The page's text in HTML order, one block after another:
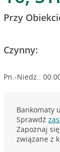
Przy
Czynny:
Pn.-Niedz.:
Bankomaty
Sprawdź
Zapoznaj
związane z